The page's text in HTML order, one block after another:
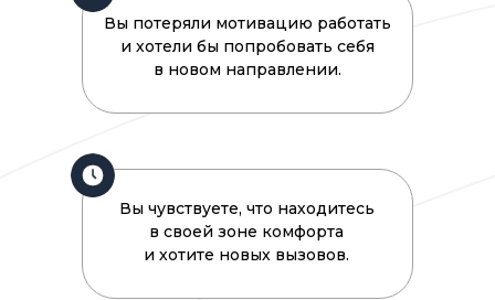
Вы потеряли мотивацию работать
и хотели бы попробовать себя
в новом направлении.
Вы чувствуете, что находитесь
в своей зоне комфорта
и хотите новых вызовов.